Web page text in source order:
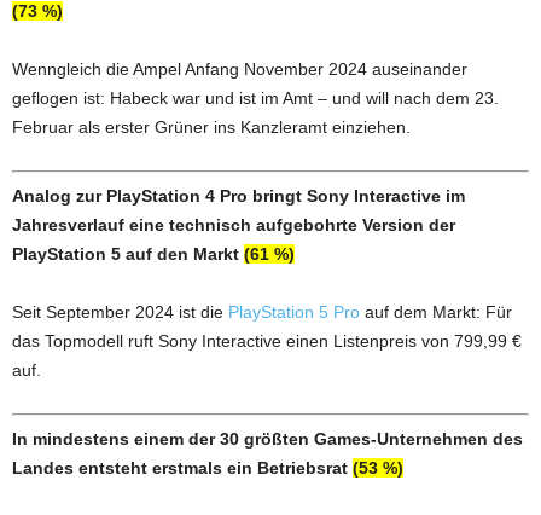
(73 %)
Wenngleich die Ampel Anfang November 2024 auseinander
geflogen ist: Habeck war und ist im Amt – und will nach dem 23.
Februar als erster Grüner ins Kanzleramt einziehen.
Analog zur PlayStation 4 Pro bringt Sony Interactive im
Jahresverlauf eine technisch aufgebohrte Version der
PlayStation 5 auf den Markt (61 %)
Seit September 2024 ist die PlayStation 5 Pro auf dem Markt: Für
das Topmodell ruft Sony Interactive einen Listenpreis von 799,99 €
auf.
In mindestens einem der 30 größten Games-Unternehmen des
Landes entsteht erstmals ein Betriebsrat (53 %)